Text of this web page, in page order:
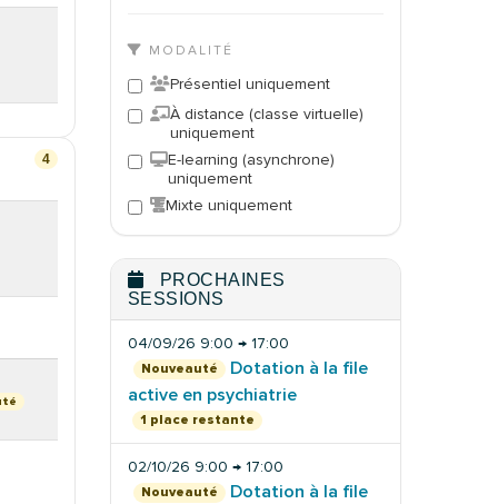
4
MODALITÉ
Présentiel uniquement
À distance (classe virtuelle)
uniquement
E-learning (asynchrone)
uniquement
Mixte uniquement
PROCHAINES
SESSIONS
04/09/26 9:00 → 17:00
Nouveauté
Dotation à la file
active en psychiatrie
1 place restante
02/10/26 9:00 → 17:00
Nouveauté
Dotation à la file